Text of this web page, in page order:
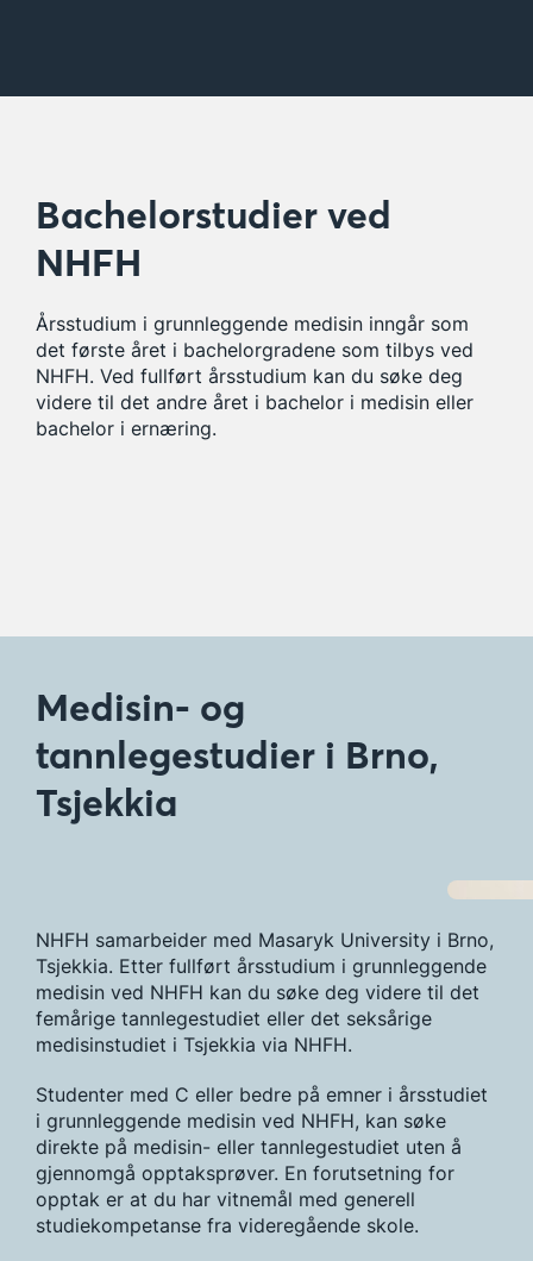
Bachelorstudier ved
NHFH
Årsstudium i grunnleggende medisin inngår som
det første året i bachelorgradene som tilbys ved
NHFH. Ved fullført årsstudium kan du søke deg
videre til det andre året i bachelor i medisin eller
bachelor i ernæring.
Medisin- og
tannlegestudier i Brno,
Tsjekkia
NHFH samarbeider med Masaryk University i Brno,
Tsjekkia. Etter fullført årsstudium i grunnleggende
medisin ved NHFH kan du søke deg videre til det
femårige tannlegestudiet eller det seksårige
medisinstudiet i Tsjekkia via NHFH.
Studenter med C eller bedre på emner i årsstudiet
i grunnleggende medisin ved NHFH, kan søke
direkte på medisin- eller tannlegestudiet uten å
gjennomgå opptaksprøver. En forutsetning for
opptak er at du har vitnemål med generell
studiekompetanse fra videregående skole.